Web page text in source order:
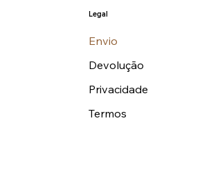
Legal
Envio
Devolução
Privacidade
Termos